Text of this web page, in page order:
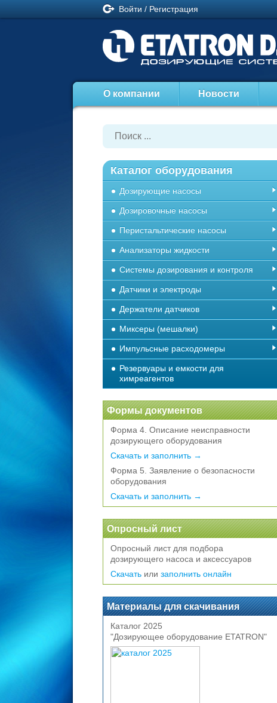
Войти / Регистрация
О компании Новости
Каталог оборудования
Дозирующие насосы
Дозировочные насосы
Перистальтические насосы
Анализаторы жидкости
Системы дозирования и контроля
Датчики и электроды
Держатели датчиков
Миксеры (мешалки)
Импульсные расходомеры
Резервуары и емкости для
химреагентов
Формы документов
Форма 4. Описание неисправности
дозирующего оборудования
Скачать и заполнить →
Форма 5. Заявление о безопасности
оборудования
Скачать и заполнить →
Опросный лист
Опросный лист для подбора
дозирующего насоса и аксессуаров
Скачать или заполнить онлайн
Материалы для скачивания
Каталог 2025
"Дозирующее оборудование ETATRON"